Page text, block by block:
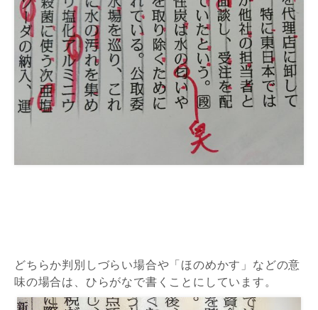
どちらか判別しづらい場合や「ほのめかす」などの意
味の場合は、ひらがなで書くことにしています。